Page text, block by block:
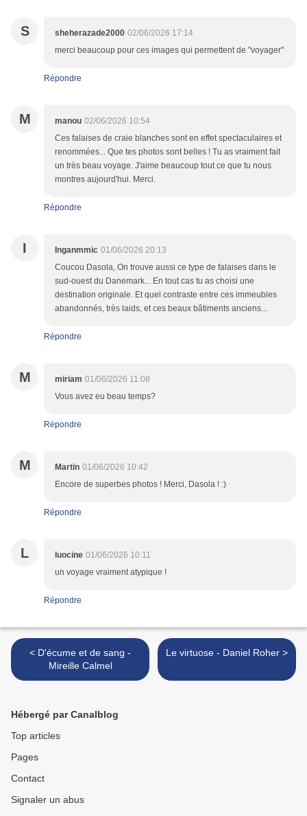
S sheherazade2000 02/06/2026 17:14
merci beaucoup pour ces images qui permettent de "voyager"
Répondre
M manou 02/06/2026 10:54
Ces falaises de craie blanches sont en effet spectaculaires et
renommées... Que tes photos sont belles ! Tu as vraiment fait
un très beau voyage. J'aime beaucoup tout ce que tu nous
montres aujourd'hui. Merci.
Répondre
I Inganmmic 01/06/2026 20:13
Coucou Dasola, On trouve aussi ce type de falaises dans le
sud-ouest du Danemark... En tout cas tu as choisi une
destination originale. Et quel contraste entre ces immeubles
abandonnés, très laids, et ces beaux bâtiments anciens...
Répondre
M miriam 01/06/2026 11:08
Vous avez eu beau temps?
Répondre
M Martin 01/06/2026 10:42
Encore de superbes photos ! Merci, Dasola ! :)
Répondre
L luocine 01/06/2026 10:11
un voyage vraiment atypique !
Répondre
< D'écume et de sang -
Mireille Calmel
Le virtuose - Daniel Roher >
Hébergé par Canalblog
Top articles
Pages
Contact
Signaler un abus